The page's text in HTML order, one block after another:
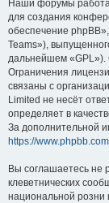
Наши форумы
для создания
обеспечение
Teams»),
дальнейшем «GPL»).
Ограничения
связаны с
Limited не несёт
определяет в
За дополнительной
https://
Вы соглашаетесь не
клеветнических
национальной розни